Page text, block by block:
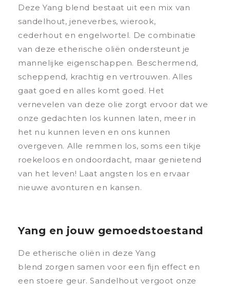
Deze Yang blend bestaat uit een mix van
sandelhout, jeneverbes, wierook,
cederhout en engelwortel. De combinatie
van deze etherische oliën ondersteunt je
mannelijke eigenschappen. Beschermend,
scheppend, krachtig en vertrouwen. Alles
gaat goed en alles komt goed. Het
vernevelen van deze olie zorgt ervoor dat we
onze gedachten los kunnen laten, meer in
het nu kunnen leven en ons kunnen
overgeven. Alle remmen los, soms een tikje
roekeloos en ondoordacht, maar genietend
van het leven! Laat angsten los en ervaar
nieuwe avonturen en kansen.
Yang en jouw gemoedstoestand
De etherische oliën in deze Yang
blend zorgen samen voor een fijn effect en
een stoere geur. Sandelhout vergoot onze